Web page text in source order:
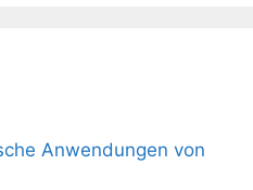
Anwendungen von